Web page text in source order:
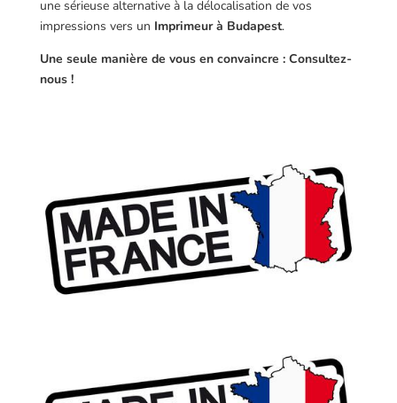
une sérieuse alternative à la délocalisation de vos
impressions vers un Imprimeur à Budapest.
Une seule manière de vous en convaincre : Consultez-
nous !